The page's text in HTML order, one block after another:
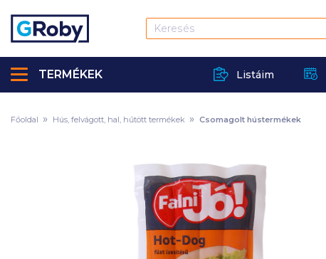
Listáim
TERMÉKEK
Főoldal Hús, felvágott, hal, hűtött termékek Csomagolt hústermékek